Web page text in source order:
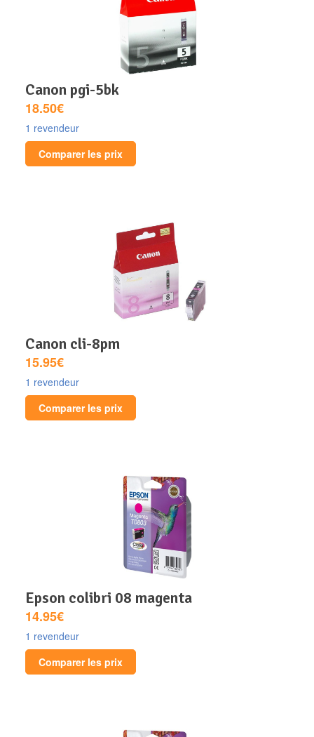
canon pgi-5bk
18.50€
1 revendeur
Comparer les prix
canon cli-8pm
15.95€
1 revendeur
Comparer les prix
epson colibri 08 magenta
14.95€
1 revendeur
Comparer les prix